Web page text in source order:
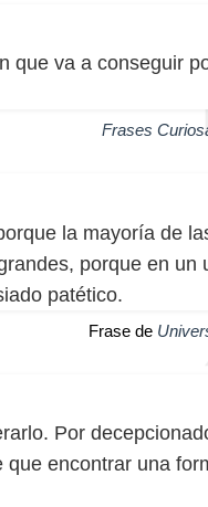
que va a conseguir
Frases
la mayoría de
porque en un
patético.
Frase de
Por
encontrar una